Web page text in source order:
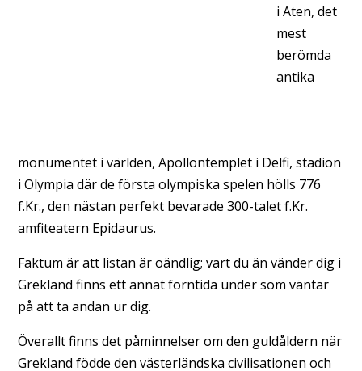
i Aten, det
mest
berömda
antika
monumentet i världen, Apollontemplet i Delfi, stadion
i Olympia där de första olympiska spelen hölls 776
f.Kr., den nästan perfekt bevarade 300-talet f.Kr.
amfiteatern Epidaurus.
Faktum är att listan är oändlig; vart du än vänder dig i
Grekland finns ett annat forntida under som väntar
på att ta andan ur dig.
Överallt finns det påminnelser om den guldåldern när
Grekland födde den västerländska civilisationen och